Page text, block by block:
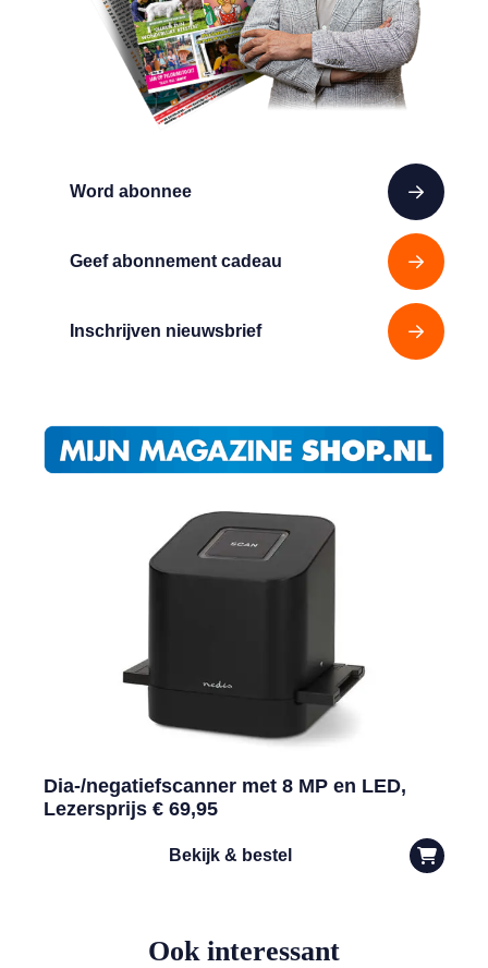
Word abonnee
Geef abonnement cadeau
Inschrijven nieuwsbrief
Dia-/negatiefscanner met 8 MP en LED,
Lezersprijs € 69,95
Bekijk & bestel
Ook interessant